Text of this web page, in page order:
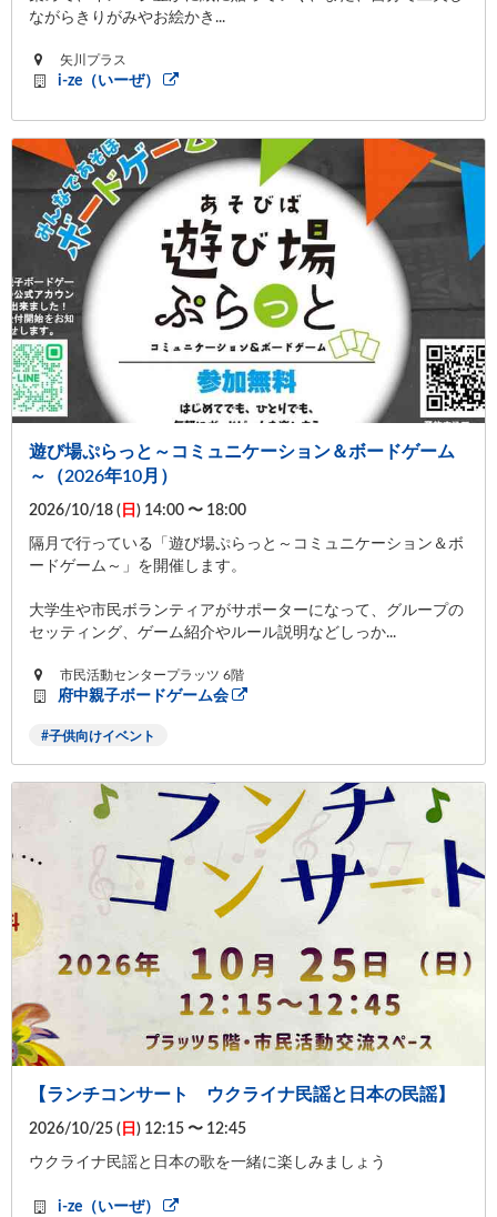
ながらきりがみやお絵かき...
矢川プラス
i-ze（いーぜ）
遊び場ぷらっと～コミュニケーション＆ボードゲーム
～（2026年10月）
2026/10/18 ( 日 ) 14:00 〜 18:00
隔月で行っている「遊び場ぷらっと～コミュニケーション＆ボ
ードゲーム～」を開催します。
大学生や市民ボランティアがサポーターになって、グループの
セッティング、ゲーム紹介やルール説明などしっか...
市民活動センタープラッツ 6階
府中親子ボードゲーム会
子供向けイベント
【ランチコンサート ウクライナ民謡と日本の民謡】
2026/10/25 ( 日 ) 12:15 〜 12:45
ウクライナ民謡と日本の歌を一緒に楽しみましょう
i-ze（いーぜ）